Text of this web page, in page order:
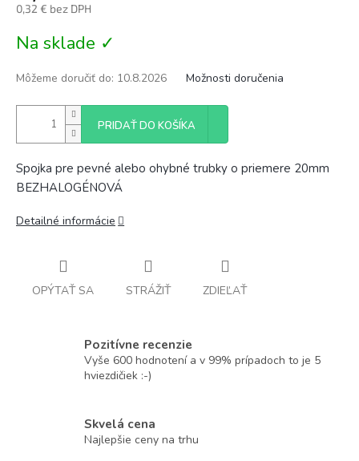
0,32 € bez DPH
cena:
Na sklade ✓
Môžeme doručiť do: 10.8.2026 Možnosti doručenia
PRIDAŤ DO KOŠÍKA
Spojka pre pevné alebo ohybné trubky o priemere 20mm
BEZHALOGÉNOVÁ
Detailné informácie
OPÝTAŤ SA STRÁŽIŤ ZDIEĽAŤ
Pozitívne recenzie
Vyše 600 hodnotení a v 99% prípadoch to je 5
hviezdičiek :-)
Skvelá cena
Najlepšie ceny na trhu